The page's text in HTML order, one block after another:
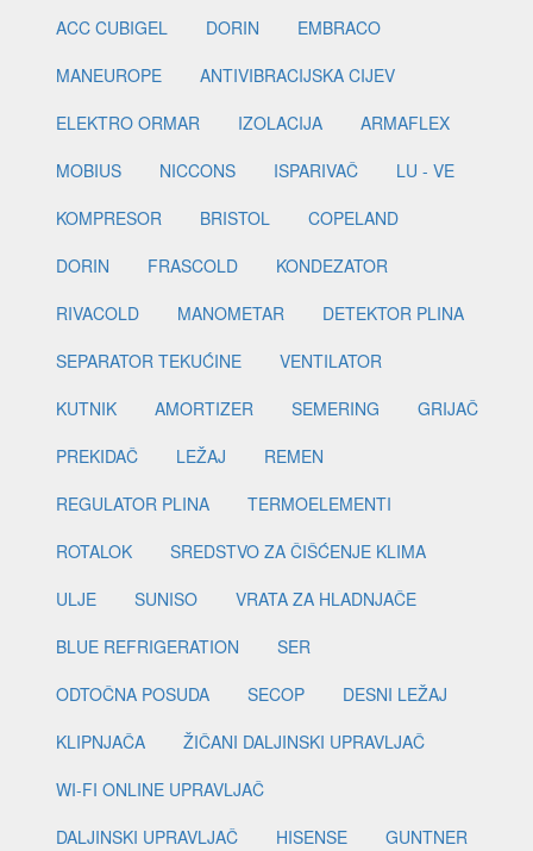
ACC CUBIGEL
DORIN
EMBRACO
MANEUROPE
ANTIVIBRACIJSKA CIJEV
ELEKTRO ORMAR
IZOLACIJA
ARMAFLEX
MOBIUS
NICCONS ISPARIVAČ
LU - VE
KOMPRESOR
BRISTOL
COPELAND
DORIN
FRASCOLD
KONDEZATOR
RIVACOLD
MANOMETAR
DETEKTOR PLINA
SEPARATOR TEKUĆINE
VENTILATOR
KUTNIK
AMORTIZER SEMERING
GRIJAČ
PREKIDAČ
LEŽAJ
REMEN
REGULATOR PLINA
TERMOELEMENTI
ROTALOK
SREDSTVO ZA ČIŠĆENJE KLIMA
ULJE
SUNISO
VRATA ZA HLADNJAČE
BLUE REFRIGERATION
SER
ODTOČNA POSUDA
SECOP
DESNI LEŽAJ
KLIPNJAČA
ŽIČANI DALJINSKI UPRAVLJAČ
WI-FI ONLINE UPRAVLJAČ
DALJINSKI UPRAVLJAČ
HISENSE GUNTNER